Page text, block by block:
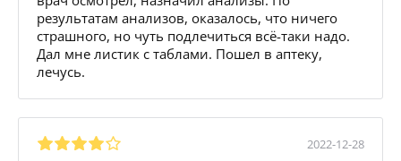
результатам анализов, оказалось, что ничего
страшного, но чуть подлечиться всё-таки надо.
Дал мне листик с таблами. Пошел в аптеку,
лечусь.
2022-12-28